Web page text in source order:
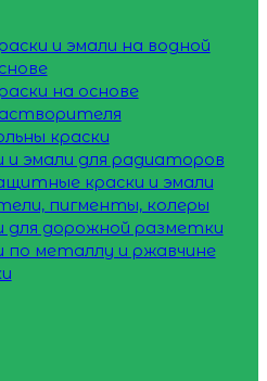
и эмали на водной
на основе
краски
и эмали для радиаторов
краски и эмали
пигменты, колеры
для дорожной разметки
по металлу и ржавчине